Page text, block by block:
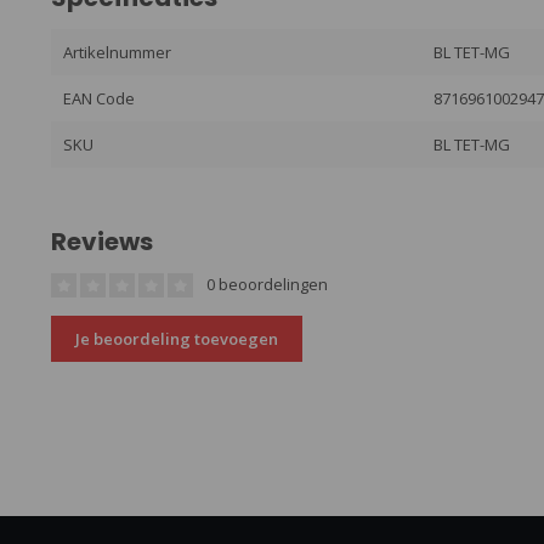
Artikelnummer BL TET-MG
EAN Code 8716961002947
SKU BL TET-MG
Reviews
0 beoordelingen
Je beoordeling toevoegen